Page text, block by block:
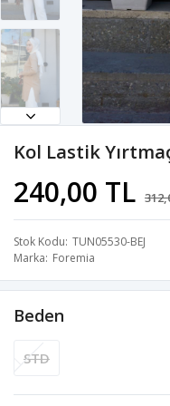
Kol Lastik
240,00 TL
Stok Kodu TUN05530-BEJ
Marka Foremia
Beden
STD